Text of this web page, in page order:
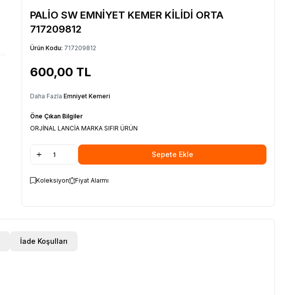
PALİO SW EMNİYET KEMER KİLİDİ ORTA
717209812
Ürün Kodu: 717209812
600,00 TL
Daha Fazla Emniyet Kemeri
Öne Çıkan Bilgiler
ORJİNAL LANCİA MARKA SIFIR ÜRÜN
Sepete Ekle
Koleksiyon Fiyat Alarmı
İade Koşulları